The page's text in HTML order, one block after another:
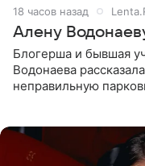
18 часов назад
Алену
Блогерша и бывшая
Водонаева
неправильную